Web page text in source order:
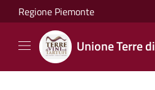
Salta al contenuto principale
Regione Piemonte
Unione Terre